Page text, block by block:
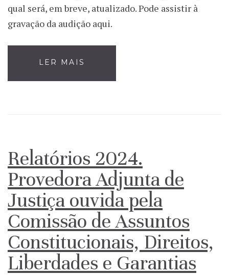
qual será, em breve, atualizado. Pode assistir à
gravação da audição aqui.
LER MAIS
Relatórios 2024.
Provedora Adjunta de
Justiça ouvida pela
Comissão de Assuntos
Constitucionais, Direitos,
Liberdades e Garantias